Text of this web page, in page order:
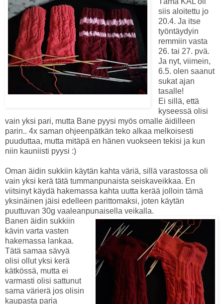
siis aloitettu jo
20.4. Ja itse
työntäydyin
remmiin vasta
26. tai 27. pvä.
Ja nyt, viimein,
6.5. olen saanut
sukat ajan
tasalle!
Ei sillä, että
kyseessä olisi
vain yksi pari, mutta Bane pyysi myös omalle äidilleen
parin.. 4x saman ohjeenpätkän teko alkaa melkoisesti
puuduttaa, mutta mitäpä en hänen vuokseen tekisi ja kun
niin kauniisti pyysi :)
Oman äidin sukkiin käytän kahta väriä, sillä varastossa oli
vain yksi kerä tätä tummanpunaista seiskaveikkaa. En
viitsinyt käydä hakemassa kahta uutta kerää jolloin tämä
yksinäinen jäisi edelleen parittomaksi, joten käytän
puuttuvan 30g vaaleanpunaisella veikalla.
Banen äidin sukkiin
kävin varta vasten
hakemassa lankaa.
Tätä samaa sävyä
olisi ollut yksi kerä
kätkössä, mutta ei
varmasti olisi sattunut
sama värierä jos olisin
kaupasta paria